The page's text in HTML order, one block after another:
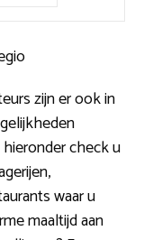
zijn er ook in
check u
waar u
maaltijd aan